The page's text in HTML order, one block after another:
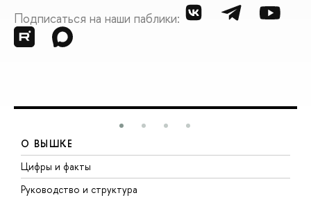
Подписаться на наши паблики:
О ВЫШКЕ
Цифры и факты
Руководство и структура